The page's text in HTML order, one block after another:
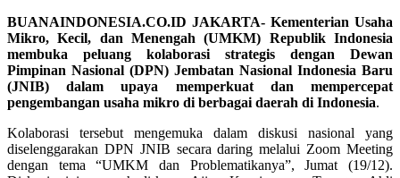
BUANAINDONESIA.CO.ID JAKARTA- Kementerian Usaha
Mikro, Kecil, dan Menengah (UMKM) Republik Indonesia
membuka peluang kolaborasi strategis dengan Dewan
Pimpinan Nasional (DPN) Jembatan Nasional Indonesia Baru
(JNIB) dalam upaya memperkuat dan mempercepat
pengembangan usaha mikro di berbagai daerah di Indonesia.
Kolaborasi tersebut mengemuka dalam diskusi nasional yang
diselenggarakan DPN JNIB secara daring melalui Zoom Meeting
dengan tema “UMKM dan Problematikanya”, Jumat (19/12).